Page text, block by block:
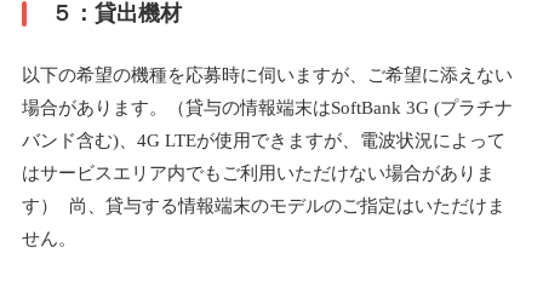
５：貸出機材
以下の希望の機種を応募時に伺いますが、ご希望に添えない
場合があります。（貸与の情報端末はSoftBank 3G (プラチナ
バンド含む)、4G LTEが使用できますが、電波状況によって
はサービスエリア内でもご利用いただけない場合がありま
す） 尚、貸与する情報端末のモデルのご指定はいただけま
せん。